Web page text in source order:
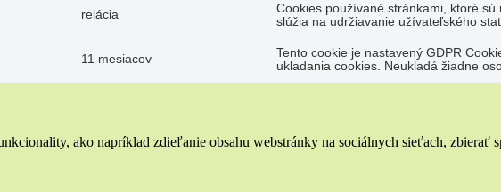
relácia
Cookies používané stránkami, ktoré
slúžia na udržiavanie užívateľského
11 mesiacov
Tento cookie je nastavený GDPR
ukladania cookies. Neukladá žiadne
ako napríklad zdieľanie obsahu webstránky na sociálnych sieťach, zbierať